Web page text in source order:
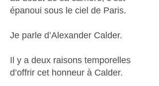
épanoui sous le ciel de Paris.
Je parle d’Alexander Calder.
Il y a deux raisons temporelles
d’offrir cet honneur à Calder.